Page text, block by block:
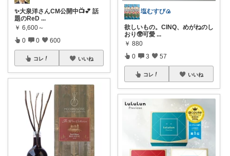
✨大泉洋さんCM公開中📺💕 話
題のReD ...
￥ 6,600～
0 0 600
コレ いいね
塩むすび🍙
欲しいもの。CINQ、めがねのし
おり🥸可愛 ...
￥ 880
0 3 57
コレ いいね